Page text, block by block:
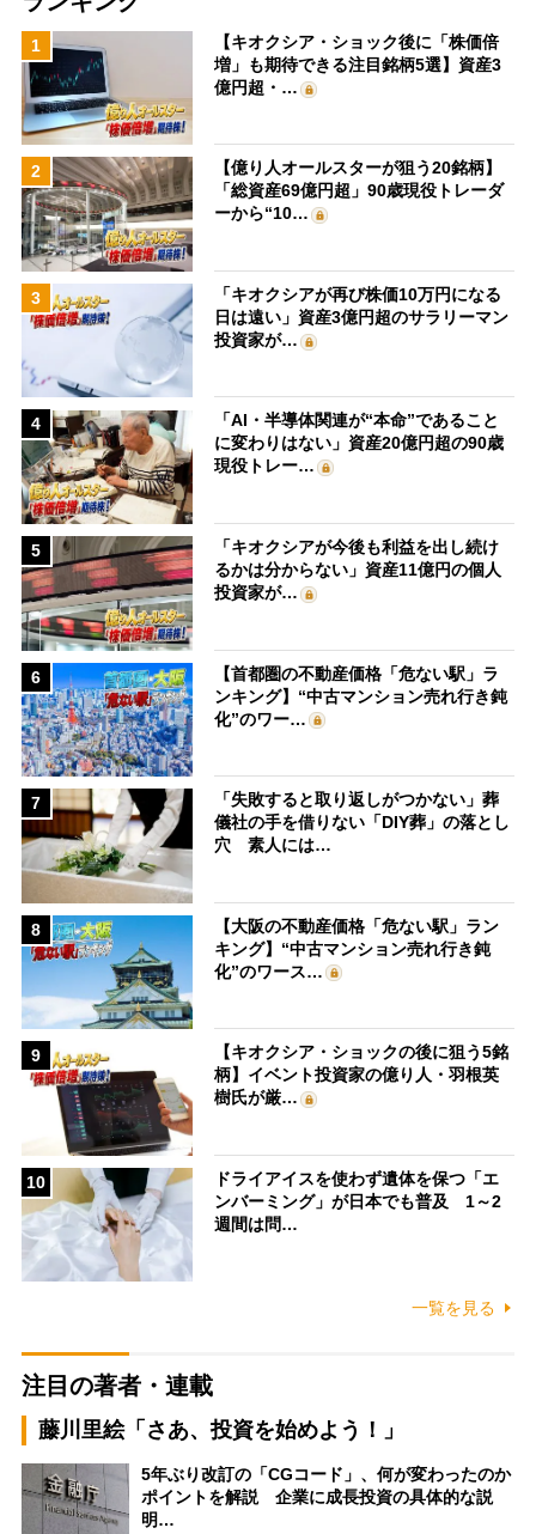
1
【キオクシア・ショック後に「株価倍
増」も期待できる注目銘柄5選】資産3
億円超・…
2
【億り人オールスターが狙う20銘柄】
「総資産69億円超」90歳現役トレーダ
ーから“10…
3
「キオクシアが再び株価10万円になる
日は遠い」資産3億円超のサラリーマン
投資家が…
4
「AI・半導体関連が“本命”であること
に変わりはない」資産20億円超の90歳
現役トレー…
5
「キオクシアが今後も利益を出し続け
るかは分からない」資産11億円の個人
投資家が…
6
【首都圏の不動産価格「危ない駅」ラ
ンキング】“中古マンション売れ行き鈍
化”のワー…
7
「失敗すると取り返しがつかない」葬
儀社の手を借りない「DIY葬」の落とし
穴 素人には…
8
【大阪の不動産価格「危ない駅」ラン
キング】“中古マンション売れ行き鈍
化”のワース…
9
【キオクシア・ショックの後に狙う5銘
柄】イベント投資家の億り人・羽根英
樹氏が厳…
10
ドライアイスを使わず遺体を保つ「エ
ンバーミング」が日本でも普及 1～2
週間は問…
一覧を見る
注目の著者・連載
藤川里絵「さあ、投資を始めよう！」
5年ぶり改訂の「CGコード」、何が変わったのか
ポイントを解説 企業に成長投資の具体的な説
明…